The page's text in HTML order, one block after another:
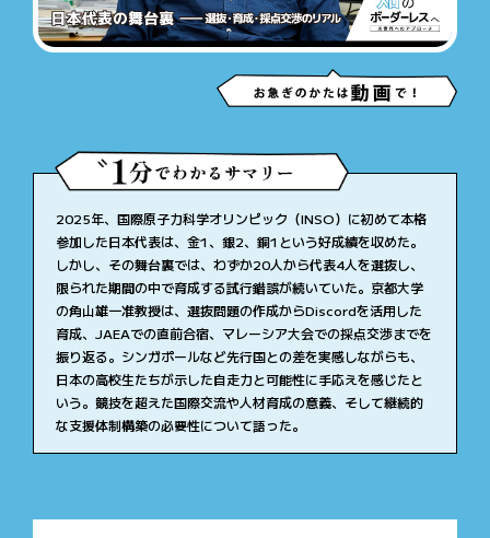
2025年、国際原子力科学オリンピック（INSO）に初めて本格
参加した日本代表は、金1、銀2、銅1という好成績を収めた。
しかし、その舞台裏では、わずか20人から代表4人を選抜し、
限られた期間の中で育成する試行錯誤が続いていた。京都大学
の角山雄一准教授は、選抜問題の作成からDiscordを活用した
育成、JAEAでの直前合宿、マレーシア大会での採点交渉までを
振り返る。シンガポールなど先行国との差を実感しながらも、
日本の高校生たちが示した自走力と可能性に手応えを感じたと
いう。競技を超えた国際交流や人材育成の意義、そして継続的
な支援体制構築の必要性について語った。